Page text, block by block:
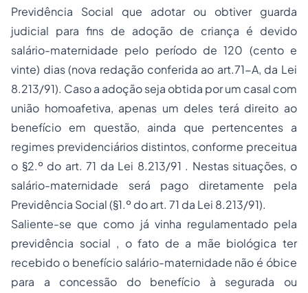
Previdência Social que adotar ou obtiver guarda
judicial para fins de adoção de criança é devido
salário-maternidade pelo período de 120 (cento e
vinte) dias (nova redação conferida ao art.71-A, da Lei
8.213/91). Caso a adoção seja obtida por um casal com
união homoafetiva, apenas um deles terá direito ao
benefício em questão, ainda que pertencentes a
regimes previdenciários distintos, conforme preceitua
o §2.º do art. 71 da Lei 8.213/91 . Nestas situações, o
salário-maternidade será pago diretamente pela
Previdência Social (§1.º do art. 71 da Lei 8.213/91).
Saliente-se que como já vinha regulamentado pela
previdência social , o fato de a mãe biológica ter
recebido o benefício salário-maternidade não é óbice
para a concessão do benefício à segurada ou